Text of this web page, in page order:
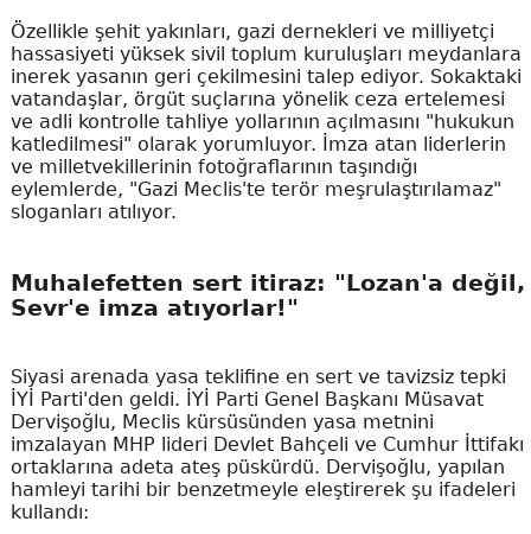
Özellikle şehit yakınları, gazi dernekleri ve milliyetçi
hassasiyeti yüksek sivil toplum kuruluşları meydanlara
inerek yasanın geri çekilmesini talep ediyor. Sokaktaki
vatandaşlar, örgüt suçlarına yönelik ceza ertelemesi
ve adli kontrolle tahliye yollarının açılmasını "hukukun
katledilmesi" olarak yorumluyor. İmza atan liderlerin
ve milletvekillerinin fotoğraflarının taşındığı
eylemlerde, "Gazi Meclis'te terör meşrulaştırılamaz"
sloganları atılıyor.
Muhalefetten sert itiraz: "Lozan'a değil,
Sevr'e imza atıyorlar!"
Siyasi arenada yasa teklifine en sert ve tavizsiz tepki
İYİ Parti'den geldi. İYİ Parti Genel Başkanı Müsavat
Dervişoğlu, Meclis kürsüsünden yasa metnini
imzalayan MHP lideri Devlet Bahçeli ve Cumhur İttifakı
ortaklarına adeta ateş püskürdü. Dervişoğlu, yapılan
hamleyi tarihi bir benzetmeyle eleştirerek şu ifadeleri
kullandı: